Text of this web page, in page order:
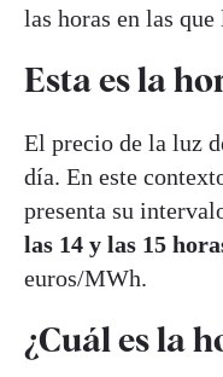
las horas en las
Esta es la
El precio de la luz
día. En este
presenta su
las 14 y las 15
euros/MWh.
¿Cuál es la